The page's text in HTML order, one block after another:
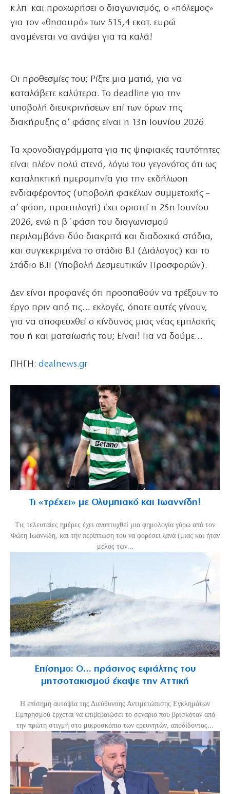
κ.λπ. και προχωρήσει ο διαγωνισμός, ο «πόλεμος»
για τον «θησαυρό» των 515,4 εκατ. ευρώ
αναμένεται να ανάψει για τα καλά!
Οι προθεσμίες του; Ρίξτε μια ματιά, για να
καταλάβετε καλύτερα. Το deadline για την
υποβολή διευκρινήσεων επί των όρων της
διακήρυξης α’ φάσης είναι η 13η Ιουνίου 2026.
Τα χρονοδιαγράμματα για τις ψηφιακές ταυτότητες
είναι πλέον πολύ στενά, λόγω του γεγονότος ότι ως
καταληκτική ημερομηνία για την εκδήλωση
ενδιαφέροντος (υποβολή φακέλων συμμετοχής –
α’ φάση, προεπιλογή) έχει οριστεί η 25η Ιουνίου
2026, ενώ η β΄φάση του διαγωνισμού
περιλαμβάνει δύο διακριτά και διαδοχικά στάδια,
και συγκεκριμένα το στάδιο Β.Ι (Διάλογος) και το
Στάδιο Β.ΙΙ (Υποβολή Δεσμευτικών Προσφορών).
Δεν είναι προφανές ότι προσπαθούν να τρέξουν το
έργο πριν από τις… εκλογές, όποτε αυτές γίνουν,
για να αποφευχθεί ο κίνδυνος μιας νέας εμπλοκής
του ή και ματαίωσής του; Είναι! Για να δούμε…
ΠΗΓΗ: dealnews.gr
Τι «τρέχει» με Ολυμπιακό και Ιωαννίδη!
Τις τελευταίες ημέρες έχει αναπτυχθεί μια φημολογία γύρω από τον
Φώτη Ιωαννίδη, και την περίπτωση του να φορέσει ξανά (μιας και ήταν
μέλος των...
Επίσημο: Ο… πράσινος εφιάλτης του
μητσοτακισμού έκαψε την Αττική
Η επίσημη αυτοψία της Διεύθυνσης Αντιμετώπισης Εγκλημάτων
Εμπρησμού έρχεται να επιβεβαιώσει το σενάριο που βρισκόταν από
την πρώτη στιγμή στο μικροσκόπιο των ερευνητών, αποδίδοντας...